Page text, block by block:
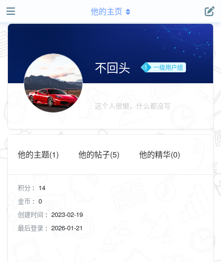
他的主页
不回头 一级用户组
这个人很懒，什么都没写
他的主题(1) 他的帖子(5) 他的精华(0)
积分 : 14
金币 : 0
创建时间 : 2023-02-19
最后登录 : 2026-01-21